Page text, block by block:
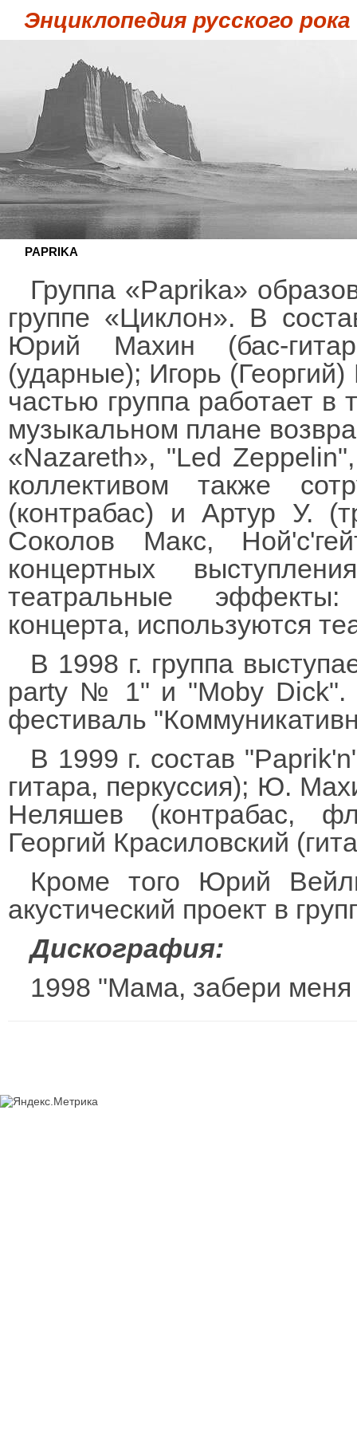
Энциклопедия русского рока
PAPRIKA
Группа «Paprika»
группе «Циклон». В
Юрий Махин (бас-
(ударные); Игорь
частью группа работает в
музыкальном плане
«Nazareth», "Led
коллективом также
(контрабас) и Артур У.
Соколов Макс,
концертных
театральные эффекты:
концерта, используются
В 1998 г. группа
party № 1" и "Moby Dick".
фестиваль
В 1999 г. состав
гитара, перкуссия); Ю.
Неляшев (контрабас,
Георгий Красиловский
Кроме того Юрий
акустический проект в
Дискография:
1998 "Мама, забери